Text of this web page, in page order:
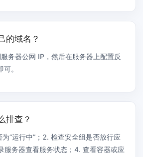
的域名？
务器公网 IP，然后在服务器上配置反
。
排查？
“运行中”；2. 检查安全组是否放行应
服务器查看服务状态；4. 查看容器或应